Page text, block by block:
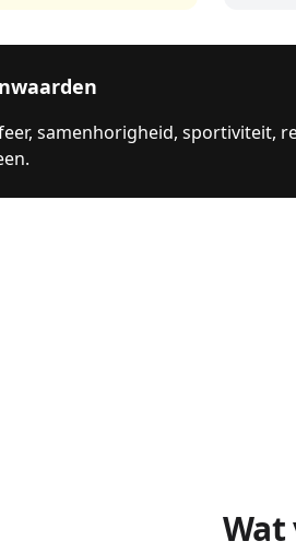
samenhorigheid, sportiviteit,
Wat